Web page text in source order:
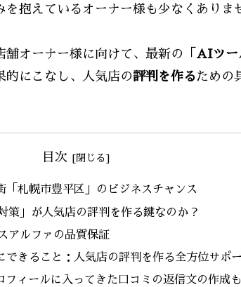
抱えているオーナー様も少なくありま
オーナー様に向けて、最新の「 AIツー
的にこなし、人気店の評判を作る ための
目次
「札幌市豊平区」のビジネスチャンス
策」が人気店の評判を作る鍵なのか？
アルファの品質保証
できること：人気店の評判を作る全方位サポ
ィールに入ってきた口コミの返信文の作成